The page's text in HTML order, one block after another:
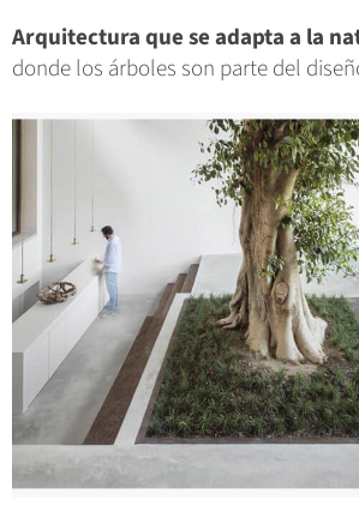
Arquitectura que se adapta a la
donde los árboles son parte del